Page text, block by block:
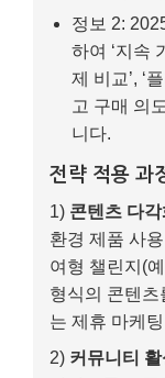
형식의 콘텐
는 제휴 마케
커뮤니티
카카오톡 오
으로 정보를
경 팁을 공유
도 만들었습니
3) 디지털 제
를 위한 제로
블로그에서 판
원의 구독료
에 참여할 수